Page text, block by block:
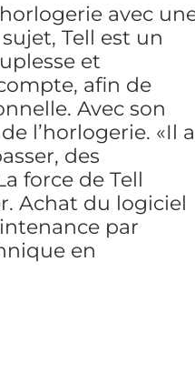
avec
Tell est un
et
afin de
Avec son
l’horlogerie. «Il a
des
force de Tell
Achat du logiciel
par
en